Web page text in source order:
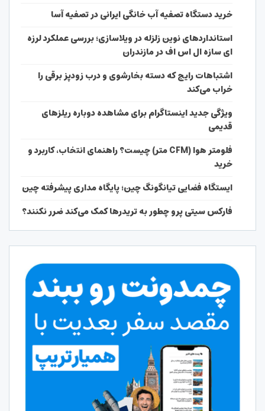
خرید دستگاه تصفیه آب خانگی ایرانی در تصفیه آسا
استانداردهای نوین زلزله در ویلاسازی؛ بررسی عملکرد لرزه
ای سازه ال اس اف در مازندران
اشتباهات رایج که دسته بخارشوی و درب زودپز برقی را
خراب می‌کند
ویژگی جدید اینستاگرام برای مشاهده دوباره ریلزهای
قدیمی
فلومتر هوا (CFM متر) چیست؟ راهنمای انتخاب، کاربرد و
خرید
ایستگاه فضایی تیانگونگ چین؛ پایگاه مداری پیشرفته چین
فارکس سیتی پرو چطور به تریدرها کمک می‌کند ضرر نکنند؟